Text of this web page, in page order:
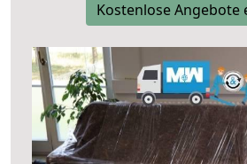
Kostenlose Angebote